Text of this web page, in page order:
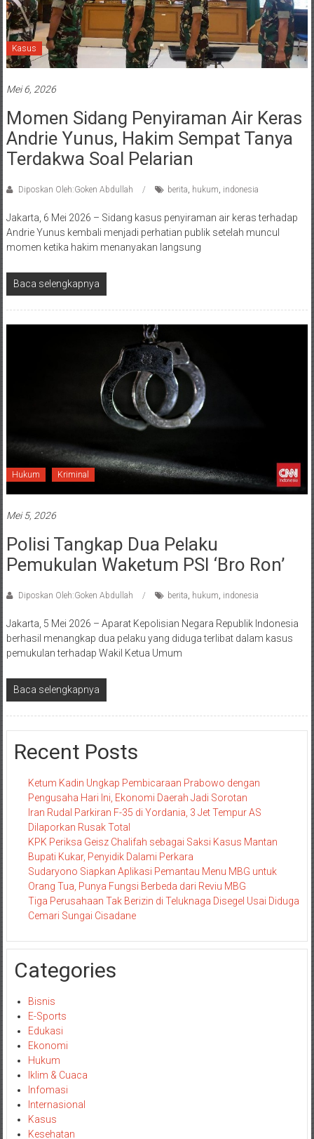
Kasus
Mei 6, 2026
Momen Sidang Penyiraman Air Keras
Andrie Yunus, Hakim Sempat Tanya
Terdakwa Soal Pelarian
Diposkan Oleh:Goken Abdullah berita, hukum, indonesia
Jakarta, 6 Mei 2026 – Sidang kasus penyiraman air keras terhadap
Andrie Yunus kembali menjadi perhatian publik setelah muncul
momen ketika hakim menanyakan langsung
Baca selengkapnya
Hukum Kriminal
Mei 5, 2026
Polisi Tangkap Dua Pelaku
Pemukulan Waketum PSI ‘Bro Ron’
Diposkan Oleh:Goken Abdullah berita, hukum, indonesia
Jakarta, 5 Mei 2026 – Aparat Kepolisian Negara Republik Indonesia
berhasil menangkap dua pelaku yang diduga terlibat dalam kasus
pemukulan terhadap Wakil Ketua Umum
Baca selengkapnya
Recent Posts
Ketum Kadin Ungkap Pembicaraan Prabowo dengan
Pengusaha Hari Ini, Ekonomi Daerah Jadi Sorotan
Iran Rudal Parkiran F-35 di Yordania, 3 Jet Tempur AS
Dilaporkan Rusak Total
KPK Periksa Geisz Chalifah sebagai Saksi Kasus Mantan
Bupati Kukar, Penyidik Dalami Perkara
Sudaryono Siapkan Aplikasi Pemantau Menu MBG untuk
Orang Tua, Punya Fungsi Berbeda dari Reviu MBG
Tiga Perusahaan Tak Berizin di Teluknaga Disegel Usai Diduga
Cemari Sungai Cisadane
Categories
Bisnis
E-Sports
Edukasi
Ekonomi
Hukum
Iklim & Cuaca
Infomasi
Internasional
Kasus
Kesehatan